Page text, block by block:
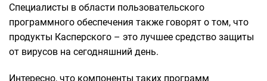
Специалисты в области пользовательского
программного обеспечения также говорят о том, что
продукты Касперского – это лучшее средство защиты
от вирусов на сегодняшний день.
Интересно, что компоненты таких программ